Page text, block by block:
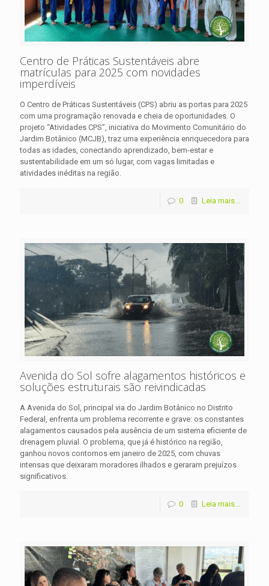
Centro de Práticas Sustentáveis abre
matrículas para 2025 com novidades
imperdíveis
O Centro de Práticas Sustentáveis (CPS) abriu as portas para 2025
com uma programação renovada e cheia de oportunidades. O
projeto “Atividades CPS”, iniciativa do Movimento Comunitário do
Jardim Botânico (MCJB), traz uma experiência enriquecedora para
todas as idades, conectando aprendizado, bem-estar e
sustentabilidade em um só lugar, com vagas limitadas e
atividades inéditas na região.
0 Leia mais...
Avenida do Sol sofre alagamentos históricos e
soluções estruturais são reivindicadas
A Avenida do Sol, principal via do Jardim Botânico no Distrito
Federal, enfrenta um problema recorrente e grave: os constantes
alagamentos causados pela ausência de um sistema eficiente de
drenagem pluvial. O problema, que já é histórico na região,
ganhou novos contornos em janeiro de 2025, com chuvas
intensas que deixaram moradores ilhados e geraram prejuízos
significativos.
0 Leia mais...